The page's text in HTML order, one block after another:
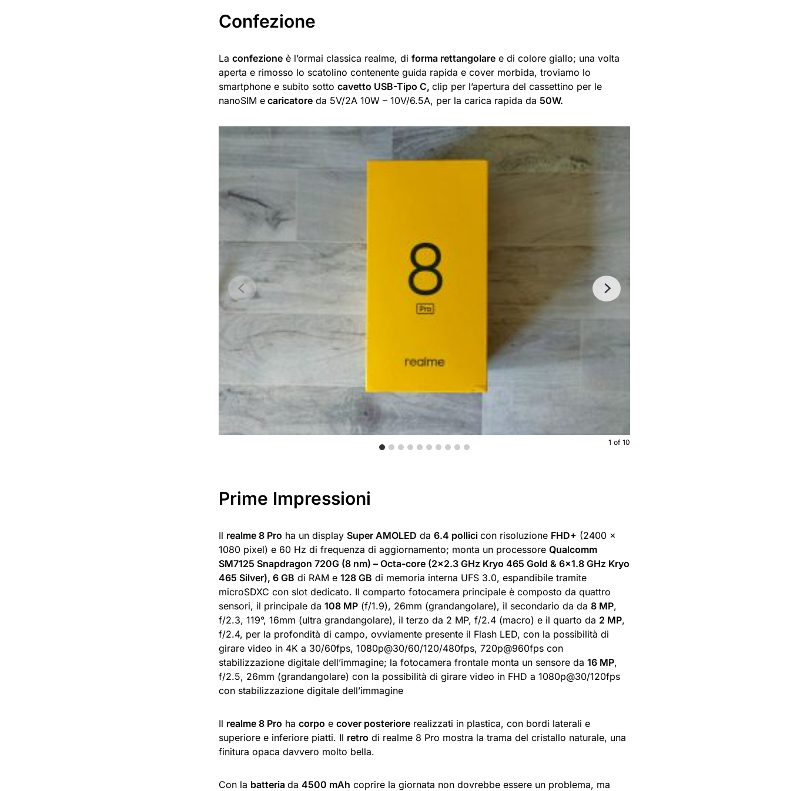
Confezione
La confezione è l’ormai classica realme, di forma rettangolare e di colore giallo; una volta
aperta e rimosso lo scatolino contenente guida rapida e cover morbida, troviamo lo
smartphone e subito sotto cavetto USB-Tipo C, clip per l’apertura del cassettino per le
nanoSIM e caricatore da 5V/2A 10W – 10V/6.5A, per la carica rapida da 50W.
1 of 10
Prime Impressioni
Il realme 8 Pro ha un display Super AMOLED da 6.4 pollici con risoluzione FHD+ (2400 x
1080 pixel) e 60 Hz di frequenza di aggiornamento; monta un processore Qualcomm
SM7125 Snapdragon 720G (8 nm) – Octa-core (2×2.3 GHz Kryo 465 Gold & 6×1.8 GHz Kryo
465 Silver), 6 GB di RAM e 128 GB di memoria interna UFS 3.0, espandibile tramite
microSDXC con slot dedicato. Il comparto fotocamera principale è composto da quattro
sensori, il principale da 108 MP (f/1.9), 26mm (grandangolare), il secondario da da 8 MP,
f/2.3, 119°, 16mm (ultra grandangolare), il terzo da 2 MP, f/2.4 (macro) e il quarto da 2 MP,
f/2.4, per la profondità di campo, ovviamente presente il Flash LED, con la possibilità di
girare video in 4K a 30/60fps, 1080p@30/60/120/480fps, 720p@960fps con
stabilizzazione digitale dell’immagine; la fotocamera frontale monta un sensore da 16 MP,
f/2.5, 26mm (grandangolare) con la possibilità di girare video in FHD a 1080p@30/120fps
con stabilizzazione digitale dell’immagine
Il realme 8 Pro ha corpo e cover posteriore realizzati in plastica, con bordi laterali e
superiore e inferiore piatti. Il retro di realme 8 Pro mostra la trama del cristallo naturale, una
finitura opaca davvero molto bella.
Con la batteria da 4500 mAh coprire la giornata non dovrebbe essere un problema, ma